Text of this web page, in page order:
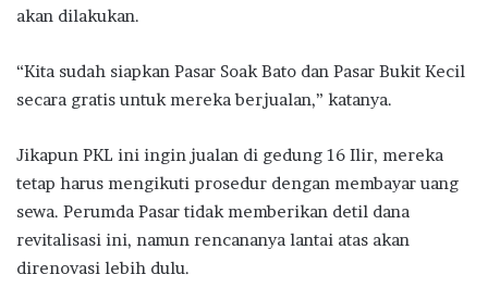
akan dilakukan.
“Kita sudah siapkan Pasar Soak Bato dan Pasar Bukit Kecil
secara gratis untuk mereka berjualan,” katanya.
Jikapun PKL ini ingin jualan di gedung 16 Ilir, mereka
tetap harus mengikuti prosedur dengan membayar uang
sewa. Perumda Pasar tidak memberikan detil dana
revitalisasi ini, namun rencananya lantai atas akan
direnovasi lebih dulu.